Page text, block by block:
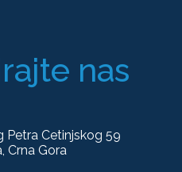
nas
Petra Cetinjskog 59
Crna Gora